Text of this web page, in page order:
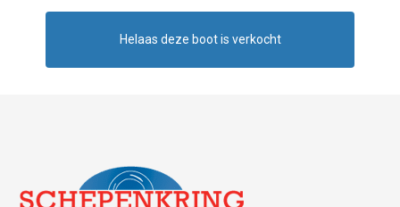
Helaas deze boot is verkocht